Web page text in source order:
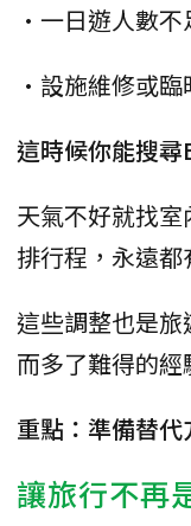
•一日遊人數不
•設施維修或臨
這時候你能搜尋
天氣不好就找
排行程，永遠都
這些調整也是
而多了難得的經
重點：準備替代
讓旅行不再